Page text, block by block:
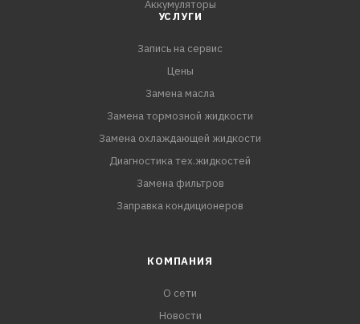
сокращен в зависимости от пробега автомобиля и
рекомендуется промывка системы охлаждения.
Применять согласно руководству по эксплуатации
Аккумуляторы
УСЛУГИ
Запись на сервис
Цены
Замена масла
Замена тормозной жидкости
Замена охлаждающей жидкости
Диагностика тех.жидкостей
Замена фильтров
Заправка кондиционеров
КОМПАНИЯ
О сети
Новости